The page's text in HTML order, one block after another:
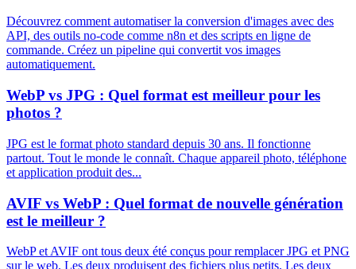
Découvrez comment automatiser la conversion d'images avec des
API, des outils no-code comme n8n et des scripts en ligne de
commande. Créez un pipeline qui convertit vos images
automatiquement.
WebP vs JPG : Quel format est meilleur pour les
photos ?
JPG est le format photo standard depuis 30 ans. Il fonctionne
partout. Tout le monde le connaît. Chaque appareil photo, téléphone
et application produit des...
AVIF vs WebP : Quel format de nouvelle génération
est le meilleur ?
WebP et AVIF ont tous deux été conçus pour remplacer JPG et PNG
sur le web. Les deux produisent des fichiers plus petits. Les deux